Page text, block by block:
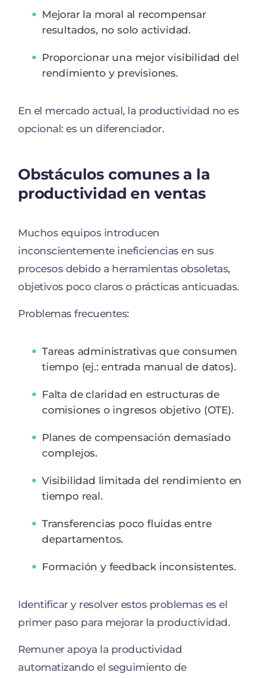
Mejorar la moral al recompensar
resultados, no solo actividad.
Proporcionar una mejor visibilidad del
rendimiento y previsiones.
En el mercado actual, la productividad no es
opcional: es un diferenciador.
Obstáculos comunes a la
productividad en ventas
Muchos equipos introducen
inconscientemente ineficiencias en sus
procesos debido a herramientas obsoletas,
objetivos poco claros o prácticas anticuadas.
Problemas frecuentes:
Tareas administrativas que consumen
tiempo (ej.: entrada manual de datos).
Falta de claridad en estructuras de
comisiones o ingresos objetivo (OTE).
Planes de compensación demasiado
complejos.
Visibilidad limitada del rendimiento en
tiempo real.
Transferencias poco fluidas entre
departamentos.
Formación y feedback inconsistentes.
Identificar y resolver estos problemas es el
primer paso para mejorar la productividad.
Remuner apoya la productividad
automatizando el seguimiento de